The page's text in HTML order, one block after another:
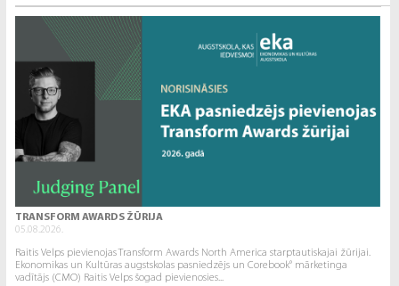
TRANSFORM AWARDS ŽŪRIJA
05.08.2026.
Raitis Velps pievienojas Transform Awards North America starptautiskajai žūrijai.
Ekonomikas un Kultūras augstskolas pasniedzējs un Corebook° mārketinga
vadītājs (CMO) Raitis Velps šogad pievienosies...